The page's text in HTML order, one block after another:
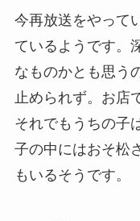
今再放送をやって
ているようです。
なものかとも思う
止められず。お店
それでもうちの子
子の中にはおそ松
もいるそうです。